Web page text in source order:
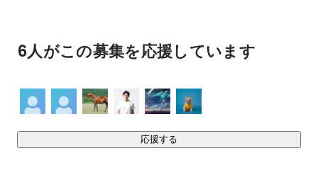
6人がこの募集を応援しています
応援する